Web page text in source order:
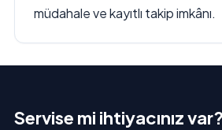
müdahale ve kayıtlı takip imkânı.
Servise mi ihtiyacınız var?